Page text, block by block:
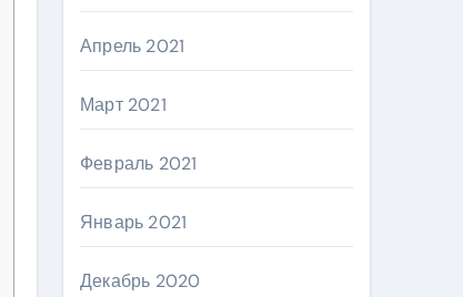
Апрель 2021
Март 2021
Февраль 2021
Январь 2021
Декабрь 2020